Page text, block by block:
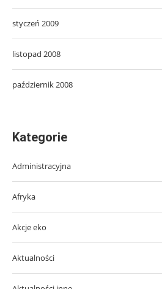
styczeń 2009
listopad 2008
październik 2008
Kategorie
Administracyjna
Afryka
Akcje eko
Aktualności